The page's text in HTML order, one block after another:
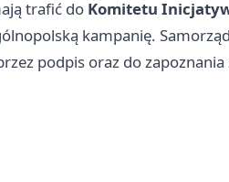
trafić do Komitetu
kampanię.
podpis oraz do